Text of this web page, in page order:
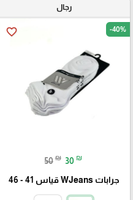
رجال
favorite_border -40%
50 ₪ 30 ₪
جرابات WJeans قياس 41 - 46